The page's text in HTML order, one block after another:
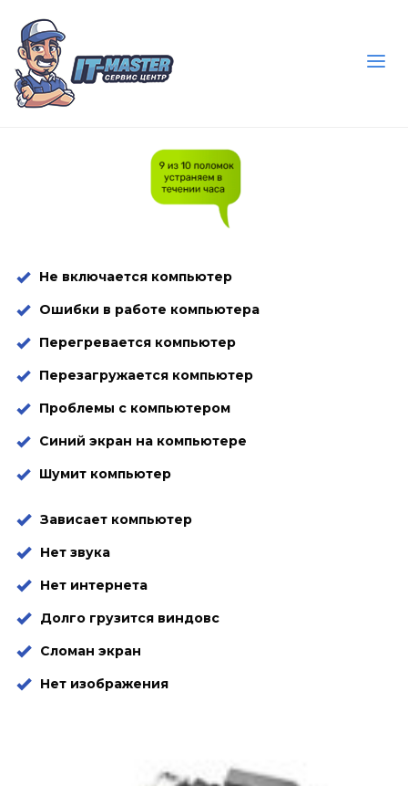
Не включается компьютер
Ошибки в работе компьютера
Перегревается компьютер
Перезагружается компьютер
Проблемы с компьютером
Синий экран на компьютере
Шумит компьютер
Зависает компьютер
Нет звука
Нет интернета
Долго грузится виндовс
Сломан экран
Нет изображения